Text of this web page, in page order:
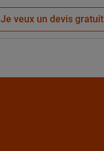
Je veux un devis gratuit